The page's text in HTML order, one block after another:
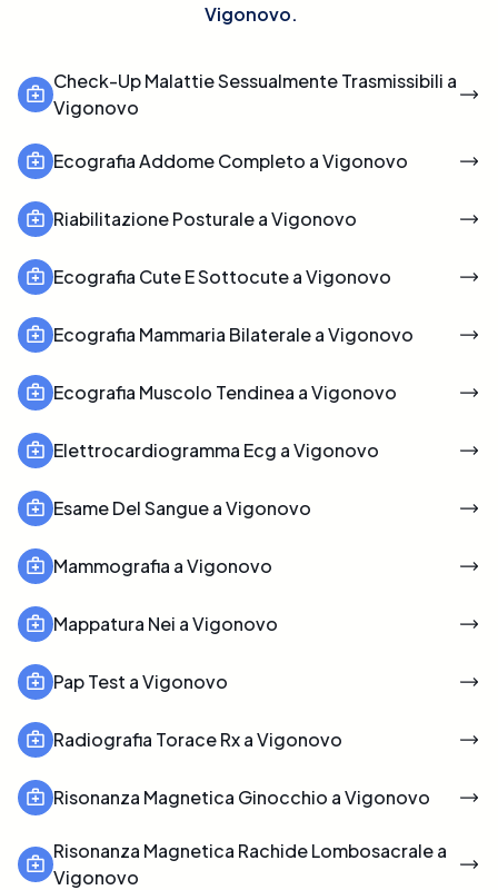
Vigonovo.
Check-Up Malattie Sessualmente Trasmissibili a
Vigonovo
Ecografia Addome Completo a Vigonovo
Riabilitazione Posturale a Vigonovo
Ecografia Cute E Sottocute a Vigonovo
Ecografia Mammaria Bilaterale a Vigonovo
Ecografia Muscolo Tendinea a Vigonovo
Elettrocardiogramma Ecg a Vigonovo
Esame Del Sangue a Vigonovo
Mammografia a Vigonovo
Mappatura Nei a Vigonovo
Pap Test a Vigonovo
Radiografia Torace Rx a Vigonovo
Risonanza Magnetica Ginocchio a Vigonovo
Risonanza Magnetica Rachide Lombosacrale a
Vigonovo